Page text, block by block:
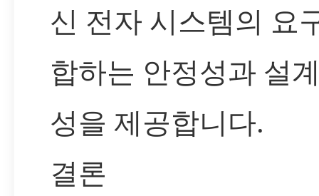
신 전자 시스템의 요
합하는 안정성과 설
성을 제공합니다.
결론